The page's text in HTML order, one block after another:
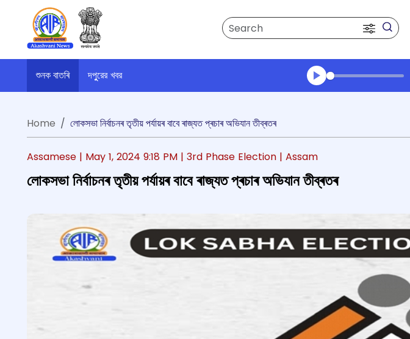
Search
শুনক বাতৰি দপুুরের খবর
Transcript summary
Home
লোকসভা নিৰ্বাচনৰ তৃতীয় পৰ্যায়ৰ বাবে ৰাজ্যত প্ৰচাৰ অভিযান তীব্ৰতৰ
Assamese | May 1, 2024 9:18 PM | 3rd Phase Election | Assam
লোকসভা নিৰ্বাচনৰ তৃতীয় পৰ্যায়ৰ বাবে ৰাজ্যত প্ৰচাৰ অভিযান তীব্ৰতৰ